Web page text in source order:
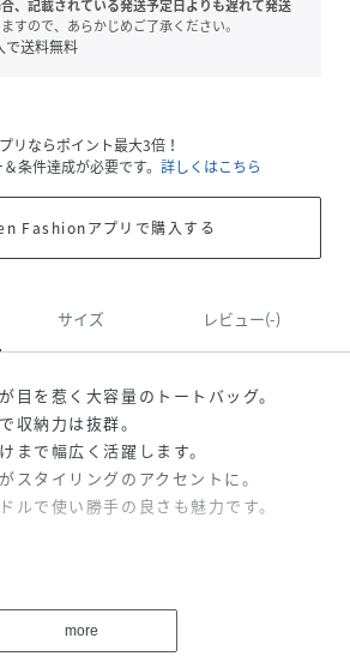
、記載されている発送予定日よりも遅れて発送
すので、あらかじめご了承ください。
で送料無料
リならポイント最大3倍！
条件達成が必要です。 詳しくはこちら
Fashionアプリで購入する
サイズ レビュー(-)
目を惹く大容量のトートバッグ。
収納力は抜群。
まで幅広く活躍します。
スタイリングのアクセントに。
ルで使い勝手の良さも魅力です。
備えた扱いやすい素材感です。
を使用し、上品さと耐久性をプラス。
more